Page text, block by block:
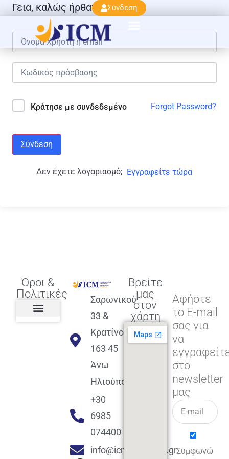
Σύνδεση
Γεια, καλώς ήρθατε πάλι!
Κράτησε με συνδεδεμένο Forgot Password?
Σύνδεση
Δεν έχετε λογαριασμό; Εγγραφείτε τώρα
Όροι &
Πολιτικές
Σαρωνικού
33 &
Κρατίνου
163 45
Άνω
Ηλιούπολη
+30
6985
074400
info@icmacademy.gr
Βρείτε
μας
στον
χάρτη
Αφήστε
το E-mail
σας για
να
στο
newsletter
μας
Συμφωνώ